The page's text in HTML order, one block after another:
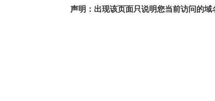
声明：出现该页面只说明您当前访问的